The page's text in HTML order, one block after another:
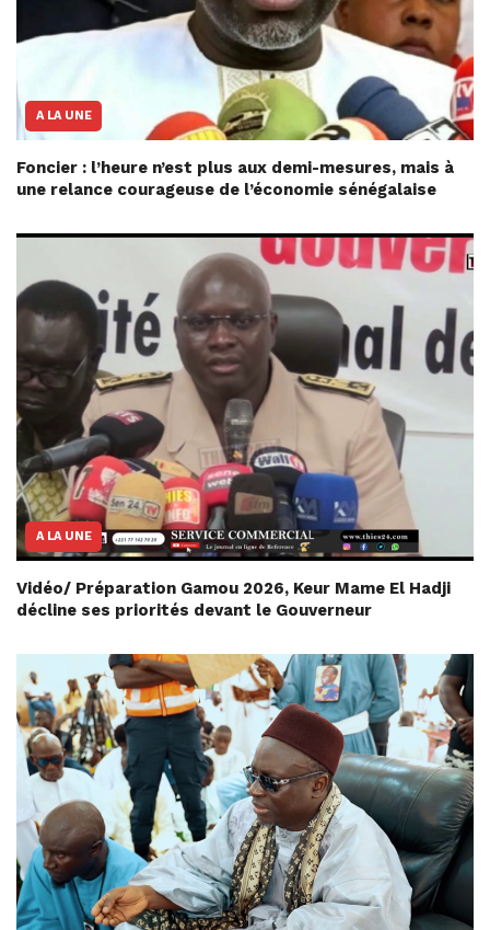
A LA UNE
Foncier : l’heure n’est plus aux demi-mesures, mais à
une relance courageuse de l’économie sénégalaise
A LA UNE
Vidéo/ Préparation Gamou 2026, Keur Mame El Hadji
décline ses priorités devant le Gouverneur